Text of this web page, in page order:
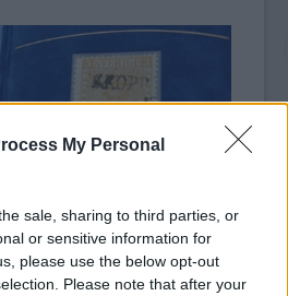
My Personal
sale, sharing to third parties, or
or sensitive information for
please use the below opt-out
Please note that after your